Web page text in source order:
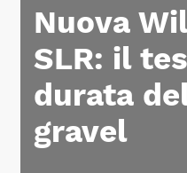
Nuova
SLR: il
durata
gravel